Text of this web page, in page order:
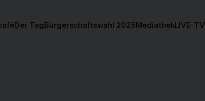
Der TagBürgerschaftswahl 2025MediathekLIVE-TV